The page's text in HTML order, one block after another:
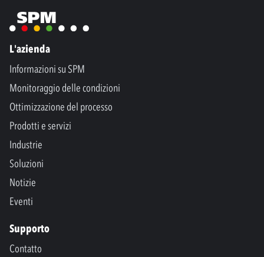
L'azienda
Informazioni su SPM
Monitoraggio delle condizioni
Ottimizzazione del processo
Prodotti e servizi
Industrie
Soluzioni
Notizie
Eventi
Supporto
Contatto